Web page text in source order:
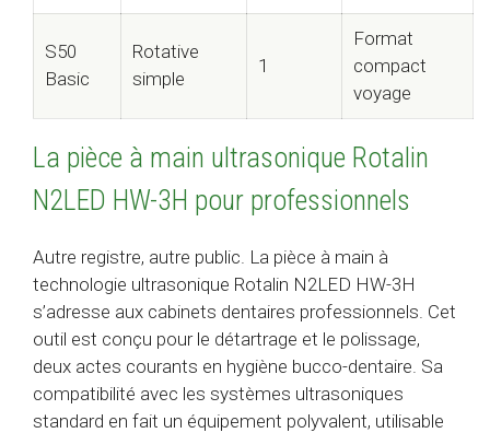
S50
Basic
Rotative
simple
1
Format
compact
voyage
La pièce à main ultrasonique Rotalin
N2LED HW-3H pour professionnels
Autre registre, autre public. La pièce à main à
technologie ultrasonique Rotalin N2LED HW-3H
s’adresse aux cabinets dentaires professionnels. Cet
outil est conçu pour le détartrage et le polissage,
deux actes courants en hygiène bucco-dentaire. Sa
compatibilité avec les systèmes ultrasoniques
standard en fait un équipement polyvalent, utilisable